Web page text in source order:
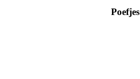
Poefjes